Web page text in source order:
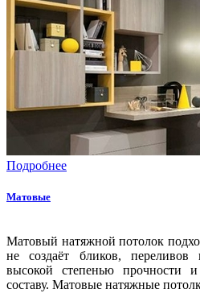
Подробнее
Матовые
Матовый натяжной потолок
не создаёт бликов, переливов
высокой степенью прочности
составу. Матовые натяжные